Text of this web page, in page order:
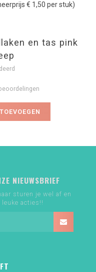
€ 1,50 per stuk)
en tas pink
NIEUWSBRIEF
sturen je wel af en
acties!!